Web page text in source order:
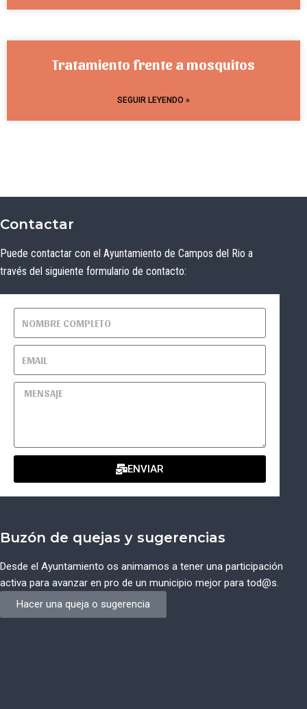
Tratamiento frente a mosquitos
SEGUIR LEYENDO »
Contactar
Puede contactar con el Ayuntamiento de Campos del Rio a
través del siguiente formulario de contacto:
ENVIAR
Buzón de quejas y sugerencias
Desde el Ayuntamiento os animamos a tener una participación
activa para avanzar en pro de un municipio mejor para tod@s.
Hacer una queja o sugerencia